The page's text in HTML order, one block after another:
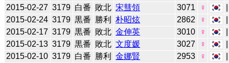
2015-02-27 3179 白番 敗北 宋彗領 3071 ♀
2015-02-24 3179 黒番 勝利 朴昭炫 2862 ♀
2015-02-17 3179 黒番 敗北 金伸英 3010 ♀
2015-02-13 3179 黒番 敗北 文度媛 3027 ♀
2015-02-10 3179 白番 勝利 金娜賢 2953 ♀